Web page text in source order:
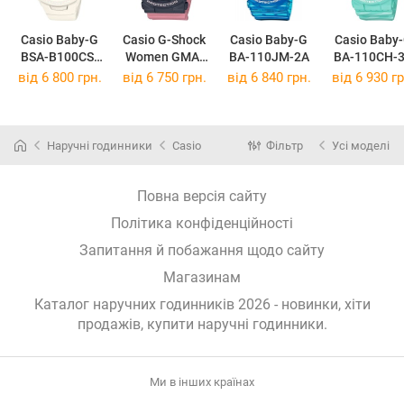
Casio Baby-G
BSA-B100CS-
7A
Casio G-Shock
Women GMA-
S140-4A
Casio Baby-G
BA-110JM-2A
Casio
BA-110CH-
від 6 800 грн. від 6 750 грн. від 6 840 грн. від 6 930
Наручні годинники Casio Фільтр Усі моделі
Повна версія сайту
Політика конфіденційності
Запитання й побажання щодо сайту
Магазинам
Каталог наручних годинників 2026 - новинки, хіти
продажів, купити наручні годинники.
Ми в інших країнах